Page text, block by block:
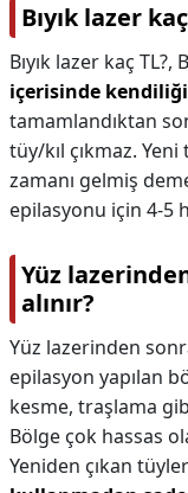
Bıyık lazer
Bıyık lazer kaç TL?,
içerisinde
tamamlandıktan
tüy/kıl çıkmaz.
zamanı gelmiş
epilasyonu için 4-5
Yüz
alınır?
Yüz lazerinden
epilasyon yapılan
kesme, traşlama
Bölge çok hassas
Yeniden çıkan